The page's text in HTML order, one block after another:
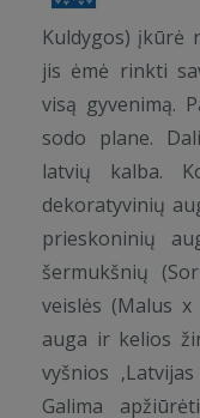
Kuldygos) įkūrė
jis ėmė rinkti
visą gyvenimą.
sodo plane.
latvių kalba.
dekoratyvinių
prieskoninių
šermukšnių
veislės (Malus
auga ir kelios
vyšnios
Galima